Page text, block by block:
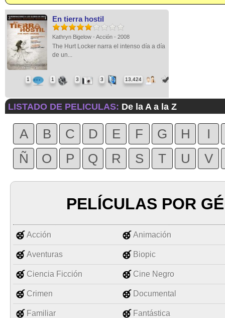
En tierra hostil
Kathryn Bigelow - Acción - 2008
The Hurt Locker narra el intenso día a día
de un...
1 1 3 3 13,424
LISTADO DE PELICULAS: De la A a la Z
A B C D E F G H
I
Ñ
O P Q R S T U V
PELÍCULAS POR
Acción Animación
Aventuras Biopic
Ciencia Ficción Cine Negro
Crimen Documental
Familiar Fantástica